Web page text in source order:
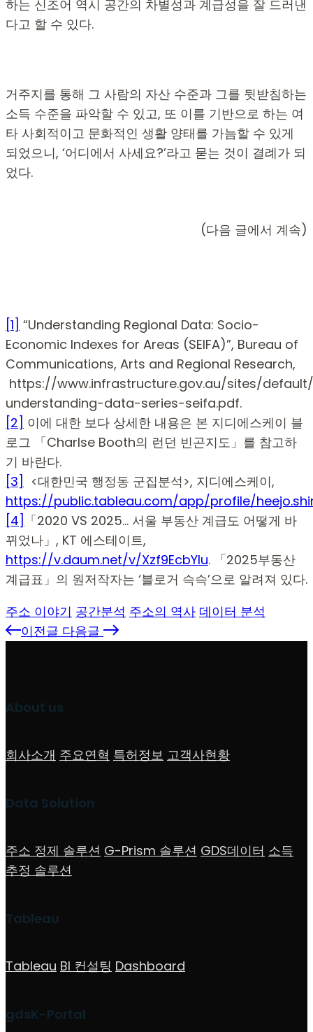
하는 신조어 역시 공간의 차별성과 계급성을 잘 드러낸
다고 할 수 있다.
거주지를 통해 그 사람의 자산 수준과 그를 뒷받침하는
소득 수준을 파악할 수 있고, 또 이를 기반으로 하는 여
타 사회적이고 문화적인 생활 양태를 가늠할 수 있게
되었으니, ‘어디에서 사세요?’라고 묻는 것이 결례가 되
었다.
(다음 글에서 계속)
[1] “Understanding Regional Data: Socio-
Economic Indexes for Areas (SEIFA)”, Bureau of
Communications, Arts and Regional Research,
https://www.infrastructure.gov.au/sites/
understanding-data-series-seifa.pdf.
[2] 이에 대한 보다 상세한 내용은 본 지디에스케이 블
로그 「Charlse Booth의 런던 빈곤지도」를 참고하
기 바란다.
[3]
<대한민국 행정동 군집분석>, 지디에스케이,
https://public.tableau.com/app/profile/
[4] 「2020 VS 2025… 서울 부동산 계급도 어떻게 바
뀌었나」, KT 에스테이트,
https://v.daum.net/v/Xzf9EcbYlu. 「2025부동산
계급표」의 원저작자는 ‘블로거 슥슥’으로 알려져 있다.
주소 이야기 공간분석 주소의 역사 데이터 분석
이전글 다음글
About us
회사소개 주요연혁 특허정보 고객사현황
Data Solution
주소 정제 솔루션 G-Prism 솔루션 GDS데이터 소득
추정 솔루션
Tableau
Tableau BI 컨설팅 Dashboard
gdsK-Portal